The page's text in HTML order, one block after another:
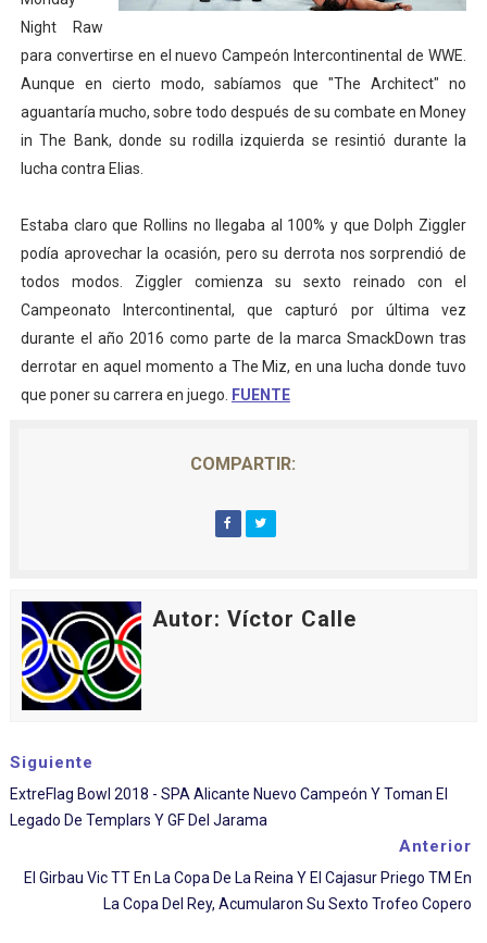
Athletes Unlimited Softball League 2026 - Las Utah
Mundial de piragüismo slalom 2026 (Oklahoma City,
Tour de Francia masculino 2026 - Tadej Pogacar
Mundial de Fórmula 1 2026 - Lando Norris consigue
Campeonato de Europa de high diving 2026 (París,
Night Raw
para convertirse en el nuevo Campeón Intercontinental de WWE.
Aunque en cierto modo, sabíamos que "The Architect" no
aguantaría mucho, sobre todo después de su combate en Money
in The Bank, donde su rodilla izquierda se resintió durante la
lucha contra Elias.
Estaba claro que Rollins no llegaba al 100% y que Dolph Ziggler
podía aprovechar la ocasión, pero su derrota nos sorprendió de
todos modos. Ziggler comienza su sexto reinado con el
Campeonato Intercontinental, que capturó por última vez
durante el año 2016 como parte de la marca SmackDown tras
derrotar en aquel momento a The Miz, en una lucha donde tuvo
que poner su carrera en juego.
FUENTE
COMPARTIR:
Autor: Víctor Calle
Siguiente
ExtreFlag Bowl 2018 - SPA Alicante Nuevo Campeón Y Toman El
Legado De Templars Y GF Del Jarama
Anterior
El Girbau Vic TT En La Copa De La Reina Y El Cajasur Priego TM En
La Copa Del Rey, Acumularon Su Sexto Trofeo Copero